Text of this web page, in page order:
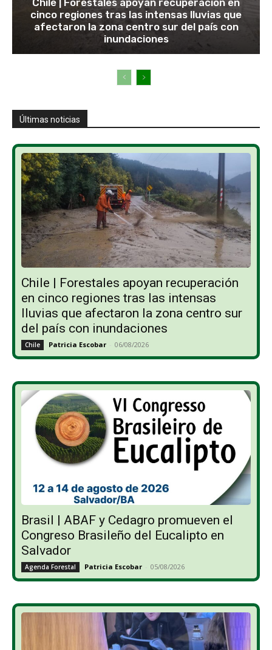
Chile | Forestales apoyan recuperación en
cinco regiones tras las intensas lluvias que
afectaron la zona centro sur del país con
inundaciones
Últimas noticias
Chile | Forestales apoyan recuperación
en cinco regiones tras las intensas
lluvias que afectaron la zona centro sur
del país con inundaciones
Chile Patricia Escobar - 06/08/2026
Brasil | ABAF y Cedagro promueven el
Congreso Brasileño del Eucalipto en
Salvador
Agenda Forestal Patricia Escobar - 05/08/2026